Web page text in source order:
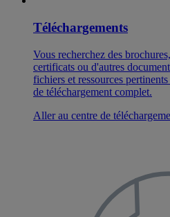
Téléchargements
Vous recherchez des
certificats ou d'autres
fichiers et ressources
de téléchargement complet.
Aller au centre de